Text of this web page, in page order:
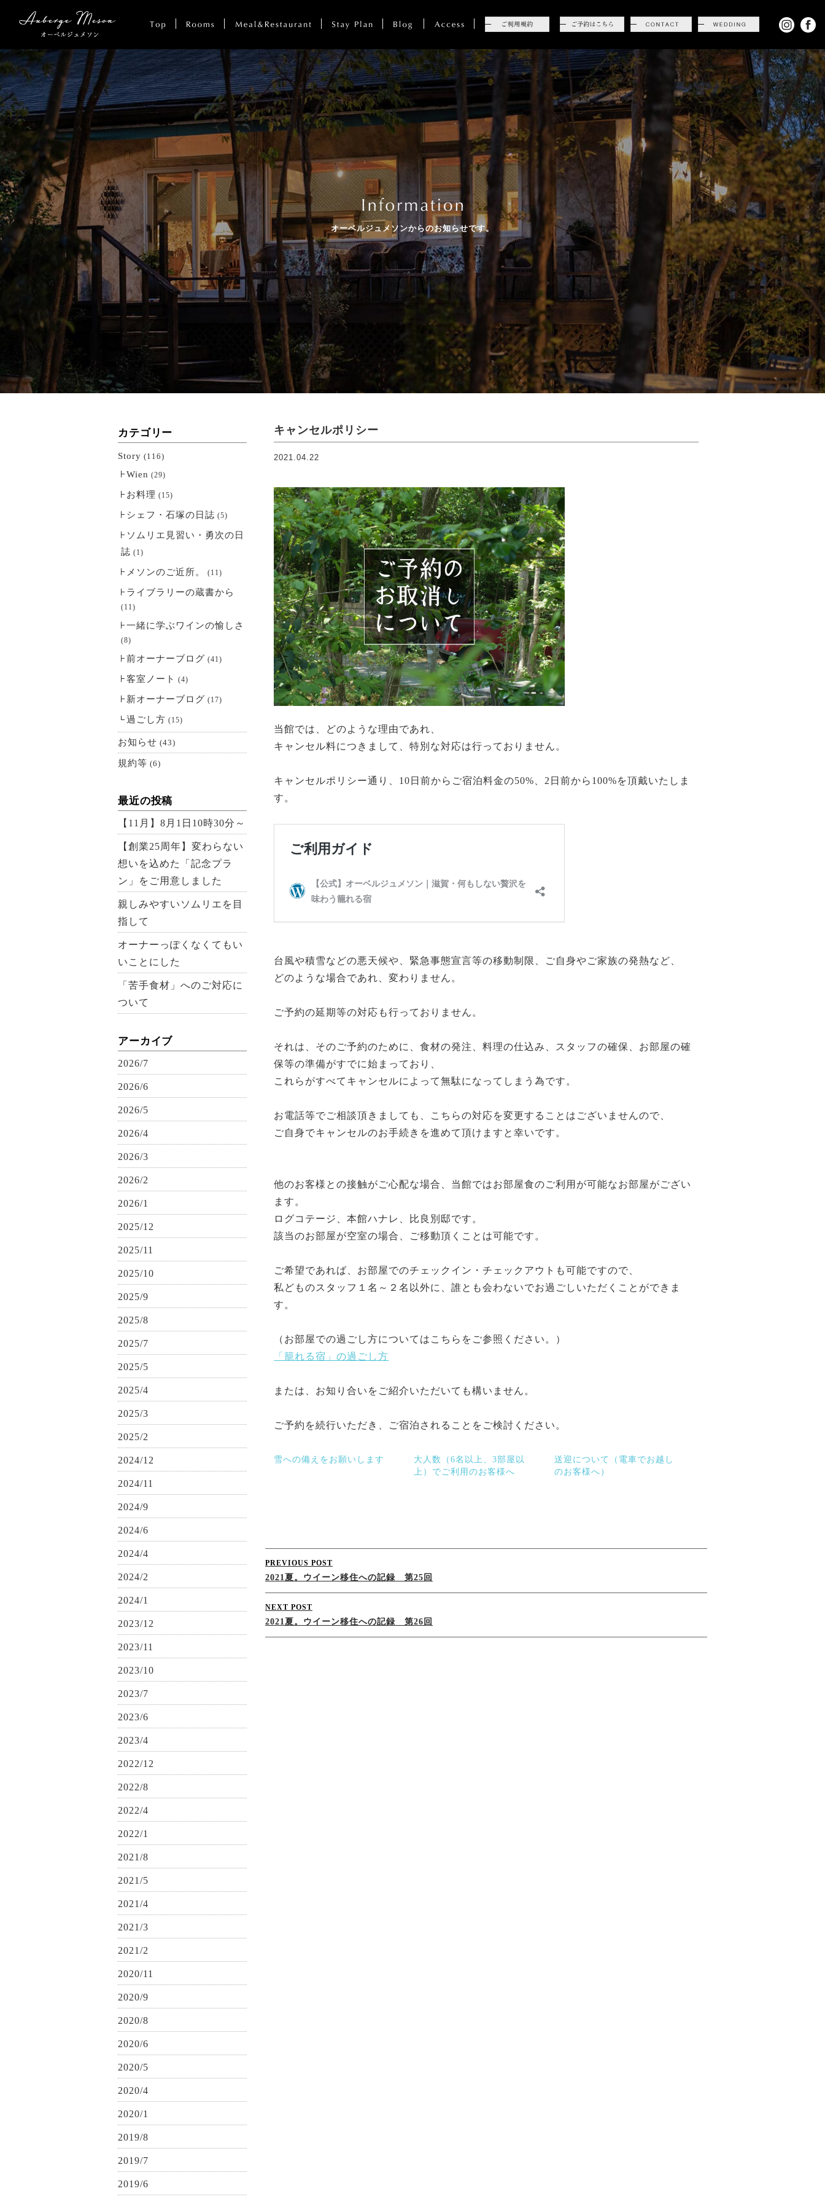
オーベルジュメソンからのお知らせです。
キャンセルポリシー
2021.04.22
当館では、どのような理由であれ、
キャンセル料につきまして、特別な対応は行っておりません。
キャンセルポリシー通り、10日前からご宿泊料金の50%、2日前から100%を頂戴いたしま
す。
台風や積雪などの悪天候や、緊急事態宣言等の移動制限、ご自身やご家族の発熱など、
どのような場合であれ、変わりません。
ご予約の延期等の対応も行っておりません。
それは、そのご予約のために、食材の発注、料理の仕込み、スタッフの確保、お部屋の確
保等の準備がすでに始まっており、
これらがすべてキャンセルによって無駄になってしまう為です。
お電話等でご相談頂きましても、こちらの対応を変更することはございませんので、
ご自身でキャンセルのお手続きを進めて頂けますと幸いです。
他のお客様との接触がご心配な場合、当館ではお部屋食のご利用が可能なお部屋がござい
ます。
ログコテージ、本館ハナレ、比良別邸です。
該当のお部屋が空室の場合、ご移動頂くことは可能です。
ご希望であれば、お部屋でのチェックイン・チェックアウトも可能ですので、
私どものスタッフ１名～２名以外に、誰とも会わないでお過ごしいただくことができま
す。
（お部屋での過ごし方についてはこちらをご参照ください。）
「籠れる宿」の過ごし方
または、お知り合いをご紹介いただいても構いません。
ご予約を続行いただき、ご宿泊されることをご検討ください。
雪への備えをお願いします
大人数（6名以上、3部屋以
上）でご利用のお客様へ
送迎について（電車でお越し
のお客様へ）
Post
navigation
PREVIOUS POST
2021夏。ウイーン移住への記録 第25回
NEXT POST
2021夏。ウイーン移住への記録 第26回
カテゴリー
Story (116)
Wien (29)
お料理 (15)
シェフ・石塚の日誌 (5)
ソムリエ見習い・勇次の日
誌 (1)
メソンのご近所。 (11)
ライブラリーの蔵書から
(11)
一緒に学ぶワインの愉しさ
(8)
前オーナーブログ (41)
客室ノート (4)
新オーナーブログ (17)
過ごし方 (15)
お知らせ (43)
規約等 (6)
最近の投稿
【11月】8月1日10時30分～
【創業25周年】変わらない
想いを込めた「記念プラ
ン」をご用意しました
親しみやすいソムリエを目
指して
オーナーっぽくなくてもい
いことにした
「苦手食材」へのご対応に
ついて
アーカイブ
2026/7
2026/6
2026/5
2026/4
2026/3
2026/2
2026/1
2025/12
2025/11
2025/10
2025/9
2025/8
2025/7
2025/5
2025/4
2025/3
2025/2
2024/12
2024/11
2024/9
2024/6
2024/4
2024/2
2024/1
2023/12
2023/11
2023/10
2023/7
2023/6
2023/4
2022/12
2022/8
2022/4
2022/1
2021/8
2021/5
2021/4
2021/3
2021/2
2020/11
2020/9
2020/8
2020/6
2020/5
2020/4
2020/1
2019/8
2019/7
2019/6